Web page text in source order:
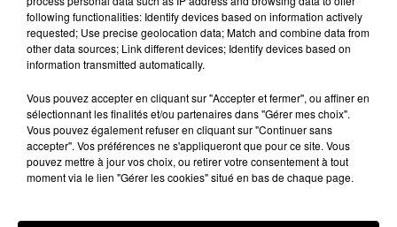
100%
100% Radio les infos du grand Toulouse
28 juin 2023 - 4 min 18 sec
LES INFOS DU GRAND TOULOUSE DU
28/06/2023 À 08H30
Podcasts infos du grand Toulouse
following functionalities: Identify devices based on information actively
requested; Use precise geolocation data; Match and combine data from
other data sources; Link different devices; Identify devices based on
information transmitted automatically.
Vous pouvez accepter en cliquant sur "Accepter et fermer", ou affiner en
sélectionnant les finalités et/ou partenaires dans "Gérer mes choix".
Vous pouvez également refuser en cliquant sur "Continuer sans
accepter". Vos préférences ne s'appliqueront que pour ce site. Vous
pouvez mettre à jour vos choix, ou retirer votre consentement à tout
moment via le lien "Gérer les cookies" situé en bas de chaque page.